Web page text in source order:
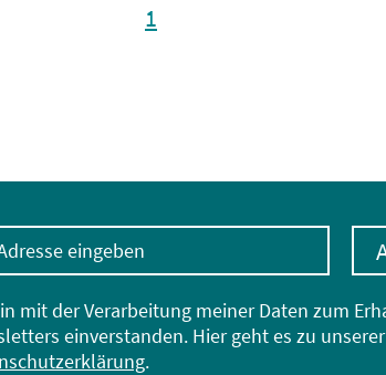
1
eingeben
mit der Verarbeitung meiner Daten zum
einverstanden. Hier geht es zu unserer
.